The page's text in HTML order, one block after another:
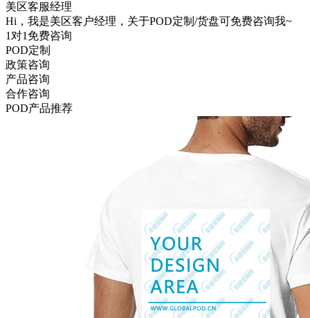
美区客服经理
Hi，我是美区客户经理，关于POD定制/货盘可免费咨询我~
1对1免费咨询
POD定制
政策咨询
产品咨询
合作咨询
POD产品推荐